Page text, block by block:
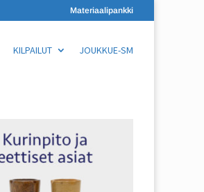
Materiaalipankki
KILPAILUT JOUKKUE-SM